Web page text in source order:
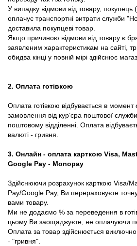
У випадку відмови від товару, покупець
оплачує транспортні витрати служби
доставила покупцеві товар.
Якщо причиною відмови від товару є
заявленим характеристикам на сайті,
обидва кінці у повній мірі здійснює
2. Оплата готівкою
Оплата готівкою відбувається в
замовлення від курʼєра поштової
поштовому відділенні. Оплата
валюті - гривня.
3. Онлайн - оплата карткою Visa,
Google Pay - Monopay
Здійснюючи розрахунок карткою Visa/
Pay/Google Pay, Ви перераховуєте
вами товару.
Ми не додаємо % за переведення в
цьому Ви заощаджуєте, не оплачуючи
Оплата за товар здійснюється виключно
- "гривня".